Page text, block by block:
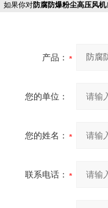
如果你对防腐防爆粉尘高压风机
产品：
您的单位：
您的姓名：
联系电话：